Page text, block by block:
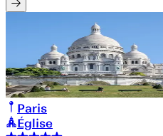
Paris
Église